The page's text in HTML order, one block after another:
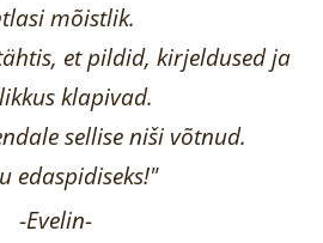
mõistlik.
et pildid, kirjeldused ja
klapivad.
sellise niši võtnud.
edaspidiseks!"
-Evelin-